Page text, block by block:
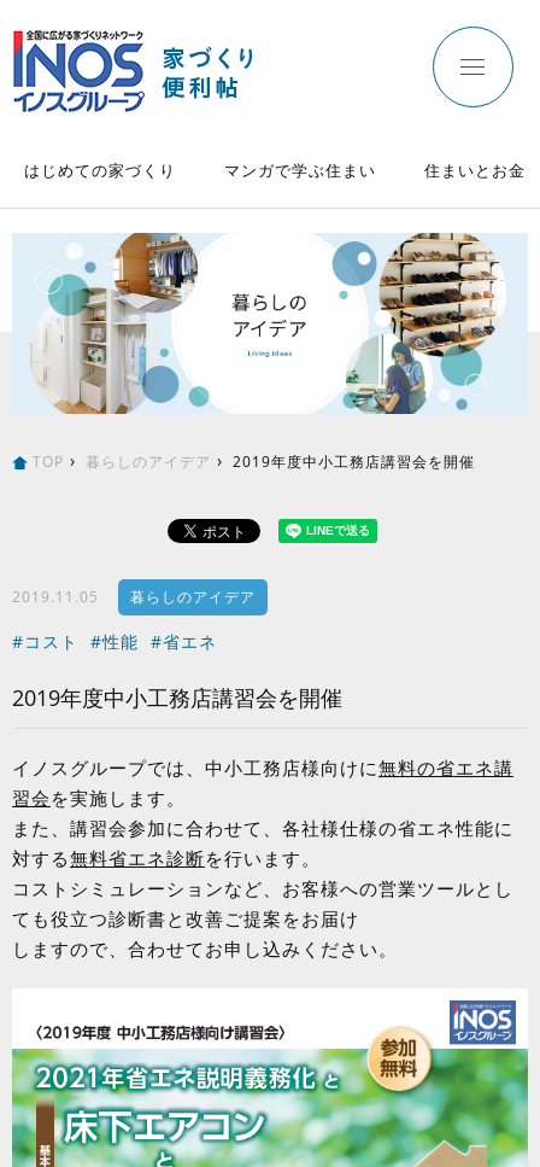
はじめての家づくり マンガで学ぶ住まい 住まいとお金
TOP 暮らしのアイデア 2019年度中小工務店講習会を開催
2019.11.05 暮らしのアイデア
#コスト #性能 #省エネ
2019年度中小工務店講習会を開催
イノスグループでは、中小工務店様向けに無料の省エネ講
習会 を実施します。
また、講習会参加に合わせて、各社様仕様の省エネ性能に
対する無料省エネ診断を行います。
コストシミュレーションなど、お客様への営業ツールとし
ても役立つ診断書と改善ご提案をお届け
しますので、合わせてお申し込みください。